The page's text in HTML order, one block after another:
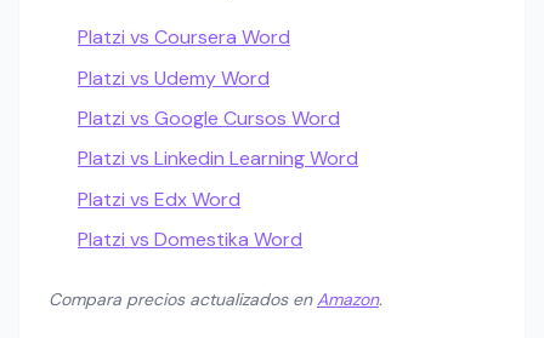
Platzi vs Coursera Word
Platzi vs Udemy Word
Platzi vs Google Cursos Word
Platzi vs Linkedin Learning Word
Platzi vs Edx Word
Platzi vs Domestika Word
Compara precios actualizados enAmazon.